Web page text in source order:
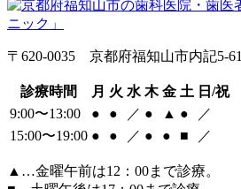
〒620-0035 京都府福知山市内記5-61
診療時間 月 火 水 木 金 土 日/祝
9:00〜13:00
● ● ／ ● ▲ ●
／
15:00〜19:00 ● ● ／ ● ● ■ ／
▲…金曜午前は12：00まで診療。